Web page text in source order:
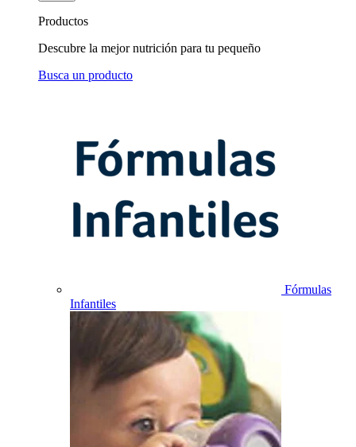
Productos
Descubre la mejor nutrición para tu pequeño
Busca un producto
Fórmulas
Infantiles